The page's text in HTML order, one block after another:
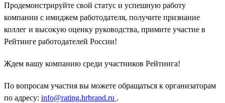
Продемонстрируйте свой статус и успешную работу
компании с имиджем работодателя, получите признание
коллег и высокую оценку руководства, примите участие в
Рейтинге работодателей России!
Ждем вашу компанию среди участников Рейтинга!
По вопросам участия вы можете обращаться к организаторам
по адресу: info@rating.hrbrand.ru .